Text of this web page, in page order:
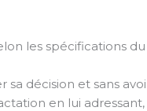
les spécifications
sa décision et sans
en lui adressant,